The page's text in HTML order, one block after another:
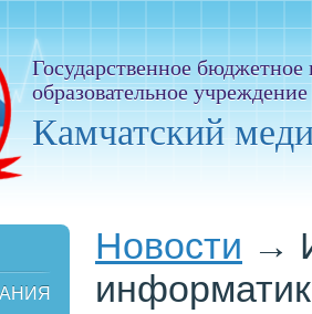
Государственное
образовательное
Камчатский
Новости →